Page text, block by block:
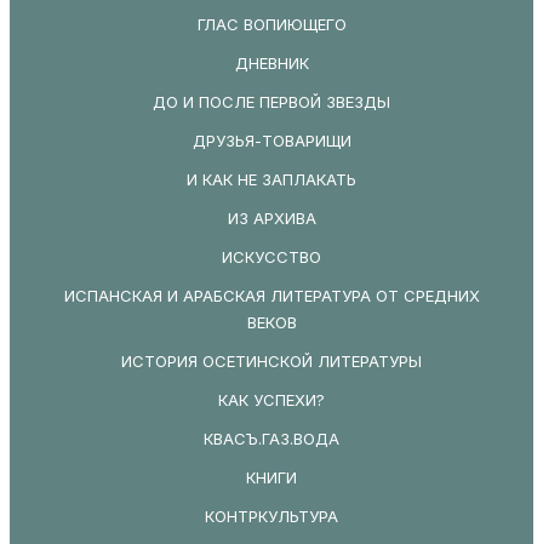
ГЛАС ВОПИЮЩЕГО
ДНЕВНИК
ДО И ПОСЛЕ ПЕРВОЙ ЗВЕЗДЫ
ДРУЗЬЯ-ТОВАРИЩИ
И КАК НЕ ЗАПЛАКАТЬ
ИЗ АРХИВА
ИСКУССТВО
ИСПАНСКАЯ И АРАБСКАЯ ЛИТЕРАТУРА ОТ СРЕДНИХ
ВЕКОВ
ИСТОРИЯ ОСЕТИНСКОЙ ЛИТЕРАТУРЫ
КАК УСПЕХИ?
КВАСЪ.ГАЗ.ВОДА
КНИГИ
КОНТРКУЛЬТУРА